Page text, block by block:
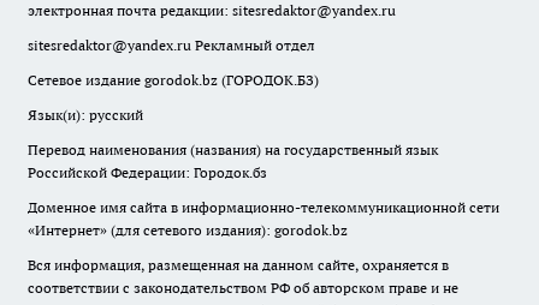
электронная почта редакции: sitesredaktor@yandex.ru
sitesredaktor@yandex.ru Рекламный отдел
Сетевое издание gorodok.bz (ГОРОДОК.БЗ)
Язык(и): русский
Перевод наименования (названия) на государственный язык
Российской Федерации: Городок.бз
Доменное имя сайта в информационно-телекоммуникационной сети
«Интернет» (для сетевого издания): gorodok.bz
Вся информация, размещенная на данном сайте, охраняется в
соответствии с законодательством РФ об авторском праве и не